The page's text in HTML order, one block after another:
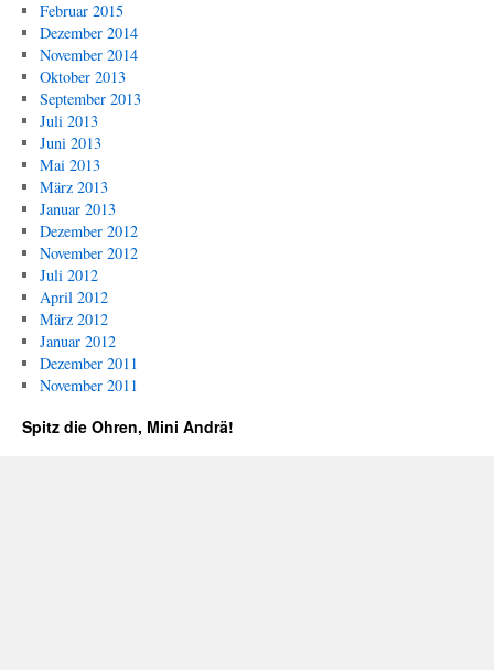
Februar 2015
Dezember 2014
November 2014
Oktober 2013
September 2013
Juli 2013
Juni 2013
Mai 2013
März 2013
Januar 2013
Dezember 2012
November 2012
Juli 2012
April 2012
März 2012
Januar 2012
Dezember 2011
November 2011
Spitz die Ohren, Mini Andrä!